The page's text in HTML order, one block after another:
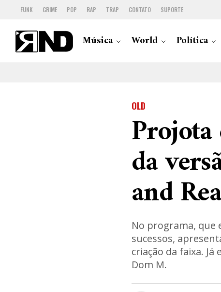
FUNK GRIME POP RAP TRAP CONTATO SUPORTE
Música World Política
OLD
da
and
No programa, que
sucessos,
criação da faixa.
Dom M.